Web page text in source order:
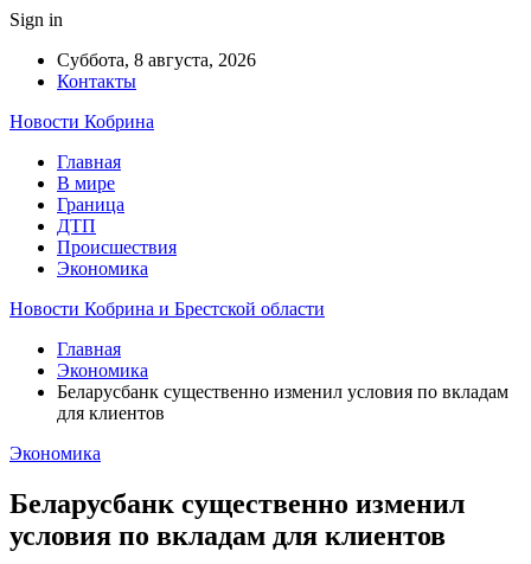
Sign in
Суббота, 8 августа, 2026
Контакты
Новости Кобрина
Главная
В мире
Граница
ДТП
Происшествия
Экономика
Новости Кобрина и Брестской области
Главная
Экономика
Беларусбанк существенно изменил условия по вкладам
для клиентов
Экономика
Беларусбанк существенно изменил
условия по вкладам для клиентов